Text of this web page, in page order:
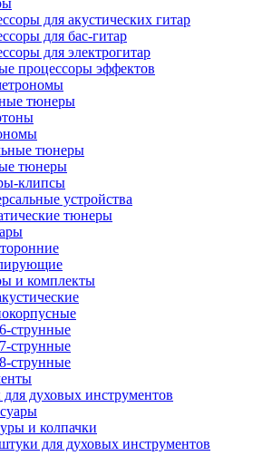
для акустических гитар
для бас-гитар
для электрогитар
процессоры эффектов
тюнеры
тюнеры
тюнеры
клипсы
устройства
тюнеры
и комплекты
6-струнные
7-струнные
8-струнные
для духовых инструментов
и колпачки
для духовых инструментов